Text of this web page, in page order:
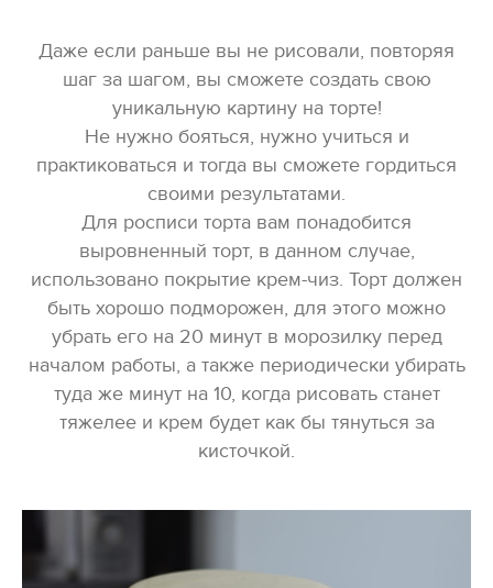
Даже если раньше вы не рисовали, повторяя
шаг за шагом, вы сможете создать свою
уникальную картину на торте!
Не нужно бояться, нужно учиться и
практиковаться и тогда вы сможете гордиться
своими результатами.
Для росписи торта вам понадобится
выровненный торт, в данном случае,
использовано покрытие крем-чиз. Торт должен
быть хорошо подморожен, для этого можно
убрать его на 20 минут в морозилку перед
началом работы, а также периодически убирать
туда же минут на 10, когда рисовать станет
тяжелее и крем будет как бы тянуться за
кисточкой.